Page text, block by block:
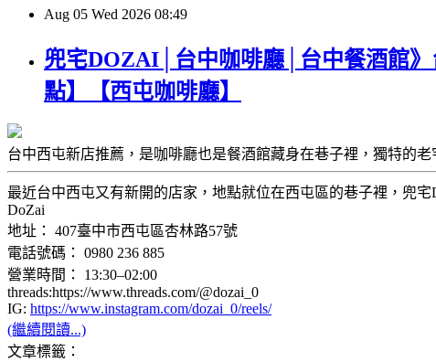
Aug 05 Wed 2026 08:49
兜宅DOZAI│台中咖啡廳│台中餐酒館
點】【西屯咖啡廳】
台中西屯新店推薦，是咖啡廳也是餐酒館藏身在巷子裡，獨特的
最近台中西屯又有新開的店家，地點就位在西屯區的巷子裡，
DoZai
地址： 407臺中市西屯區杏林路57號
電話號碼： 0980 236 885
營業時間： 13:30–02:00
threads:https://www.threads.com/@dozai_0
IG: https://www.instagram.com/dozai_0/reels/
(繼續閱讀...)
文章標籤：